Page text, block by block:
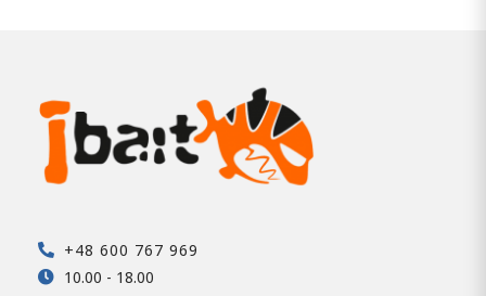
+48 600 767 969
10.00 - 18.00